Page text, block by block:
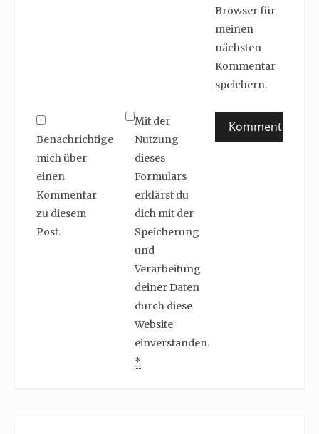
Browser für
meinen
nächsten
Kommentar
speichern.
Benachrichtige
mich über
einen
Kommentar
zu diesem
Post.
Mit der
Nutzung
dieses
Formulars
erklärst du
dich mit der
Speicherung
und
Verarbeitung
deiner Daten
durch diese
Website
einverstanden.
*